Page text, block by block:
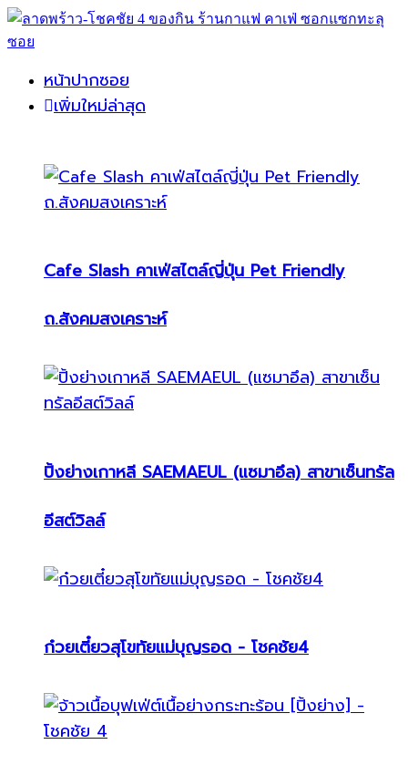
หน้าปากซอย
เพิ่มใหม่ล่าสุด
Cafe Slash คาเฟ่สไตล์ญี่ปุ่น Pet Friendly
ถ.สังคมสงเคราะห์
ปิ้งย่างเกาหลี SAEMAEUL (แซมาอึล) สาขาเซ็นทรัล
อีสต์วิลล์
ก๋วยเตี๋ยวสุโขทัยแม่บุญรอด - โชคชัย4